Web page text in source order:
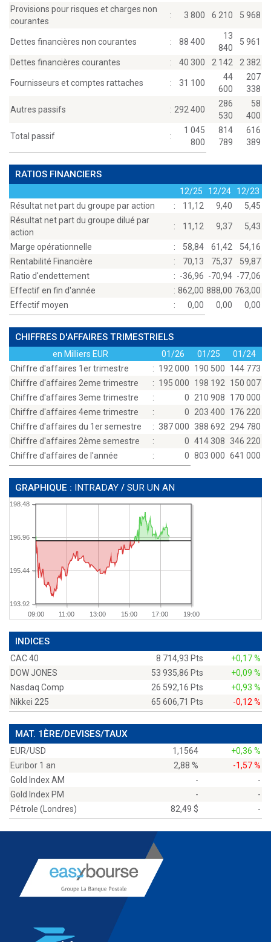
Provisions pour risques et charges non
courantes
: 3 800 6 210 5 968
Dettes financières non courantes : 88 400
13
840
5 961
Dettes financières courantes : 40 300 2 142 2 382
Fournisseurs et comptes rattaches : 31 100
44
600
207
338
Autres passifs : 292 400
286
530
58
400
Total passif :
1 045
800
814
789
616
389
RATIOS FINANCIERS
12/25 12/24
12/23
Résultat net part du groupe par action
: 11,12 9,40
5,45
Résultat net part du groupe dilué par
action
: 11,12 9,37 5,43
Marge opérationnelle : 58,84 61,42
54,16
Rentabilité Financière
: 70,13 75,37
59,87
Ratio d'endettement
: -36,96 -70,94 -77,06
Effectif en fin d'année
: 862,00 888,00 763,00
Effectif moyen
: 0,00 0,00 0,00
CHIFFRES D'AFFAIRES TRIMESTRIELS
en Milliers EUR 01/26 01/25
01/24
Chiffre d'affaires 1er trimestre
: 192 000 190 500
144 773
Chiffre d'affaires 2eme trimestre
: 195 000 198 192
150 007
Chiffre d'affaires 3eme trimestre
: 0 210 908
170 000
Chiffre d'affaires 4eme trimestre
: 0 203 400
176 220
Chiffre d'affaires du 1er semestre
: 387 000 388 692
294 780
Chiffre d'affaires 2ème semestre
: 0 414 308
346 220
Chiffre d'affaires de l'année
: 0 803 000 641 000
GRAPHIQUE : INTRADAY / SUR UN AN
09:00 11:00 13:00 15:00 17:00 19:00
193.92
195.44
196.96
198.48
INDICES
CAC 40 8 714,93 Pts
+0,17 %
DOW JONES
53 935,86 Pts
+0,09 %
Nasdaq Comp
26 592,16 Pts
+0,93 %
Nikkei 225
65 606,71 Pts -0,12 %
MAT. 1ÈRE/DEVISES/TAUX
EUR/USD 1,1564
+0,36 %
Euribor 1 an
2,88 %
-1,57 %
Gold Index AM
-
-
Gold Index PM
-
-
Pétrole (Londres)
82,49 $ -